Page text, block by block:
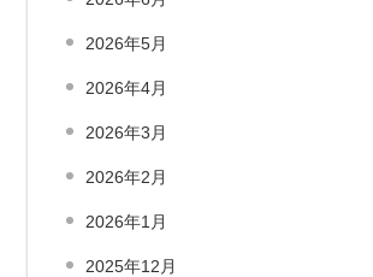
2026年5月
2026年4月
2026年3月
2026年2月
2026年1月
2025年12月